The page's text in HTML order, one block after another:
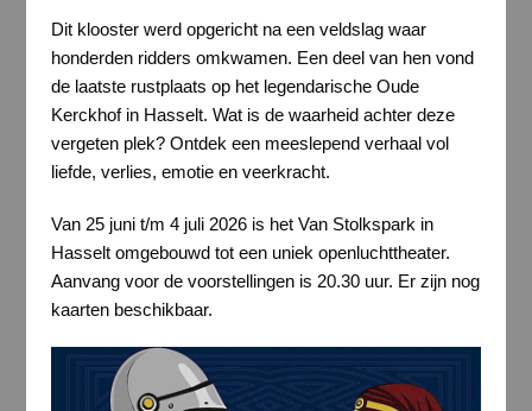
Dit klooster werd opgericht na een veldslag waar
honderden ridders omkwamen. Een deel van hen vond
de laatste rustplaats op het legendarische Oude
Kerckhof in Hasselt. Wat is de waarheid achter deze
vergeten plek? Ontdek een meeslepend verhaal vol
liefde, verlies, emotie en veerkracht.
Van 25 juni t/m 4 juli 2026 is het Van Stolkspark in
Hasselt omgebouwd tot een uniek openluchttheater.
Aanvang voor de voorstellingen is 20.30 uur. Er zijn nog
kaarten beschikbaar.